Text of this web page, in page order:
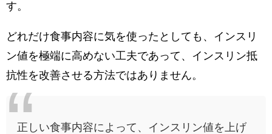
す。
どれだけ食事内容に気を使ったとしても、インスリ
ン値を極端に高めない工夫であって、インスリン抵
抗性を改善させる方法ではありません。
正しい食事内容によって、インスリン値を上げ